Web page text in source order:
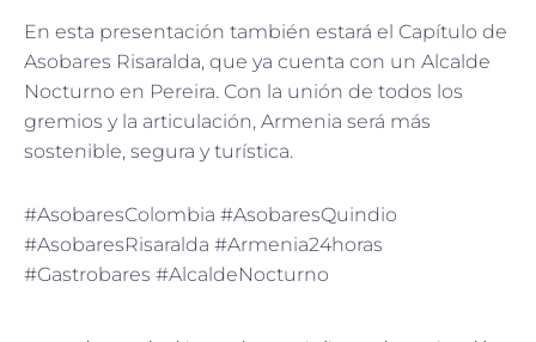
En esta presentación también estará el Capítulo de
Asobares Risaralda, que ya cuenta con un Alcalde
Nocturno en Pereira. Con la unión de todos los
gremios y la articulación, Armenia será más
sostenible, segura y turística.
#AsobaresColombia #AsobaresQuindio
#AsobaresRisaralda #Armenia24horas
#Gastrobares #AlcaldeNocturno